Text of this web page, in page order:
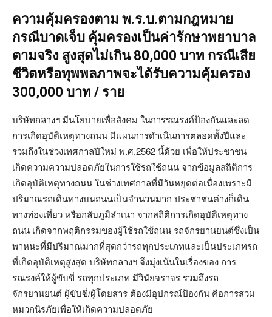
ความคุ้มครองตาม พ.ร.บ.ตามกฎหมาย
กรณีบาดเจ็บ คุ้มครองเป็นค่ารักษาพยาบาล
ตามจริง สูงสุดไม่เกิน 80,000 บาท กรณีเสีย
ชีวิตหรือทุพพลภาพจะได้รับความคุ้มครอง
300,000 บาท / ราย
บริษัทกลางฯ มีนโยบายเพื่อสังคม ในการรณรงค์ป้องกันและลด
การเกิดอุบัติเหตุทางถนน มีแผนการดำเนินการตลอดทั้งปีและ
รวมถึงในช่วงเทศกาลปีใหม่ พ.ศ.2562 นี้ด้วย เพื่อให้ประชาชน
เกิดความความปลอดภัยในการใช้รถใช้ถนน จากข้อมูลสถิติการ
เกิดอุบัติเหตุทางถนน ในช่วงเทศกาลที่มีวันหยุดต่อเนื่องเพราะมี
ปริมาณรถเดินทางบนถนนเป็นจำนวนมาก ประชาชนต่างก็เดิน
ทางท่องเที่ยว หรือกลับภูมิลำเนา จากสถิติการเกิดอุบัติเหตุทาง
ถนน เกิดจากพฤติกรรมของผู้ใช้รถใช้ถนน รถจักรยานยนต์ซึ่งเป็น
พาหนะที่มีปริมาณมากที่สุดกว่ารถทุกประเภทและเป็นประเภทรถ
ที่เกิดอุบัติเหตุสูงสุด บริษัทกลางฯ จึงมุ่งเน้นในเรื่องของ การ
รณรงค์ให้ผู้ขับขี่ รถทุกประเภท มีวินัยจราจร รวมถึงรถ
จักรยานยนต์ ผู้ขับขี่/ผู้โดยสาร ต้องมีอุปกรณ์ป้องกัน คือการสวม
หมวกนิรภัยเพื่อให้เกิดความปลอดภัย